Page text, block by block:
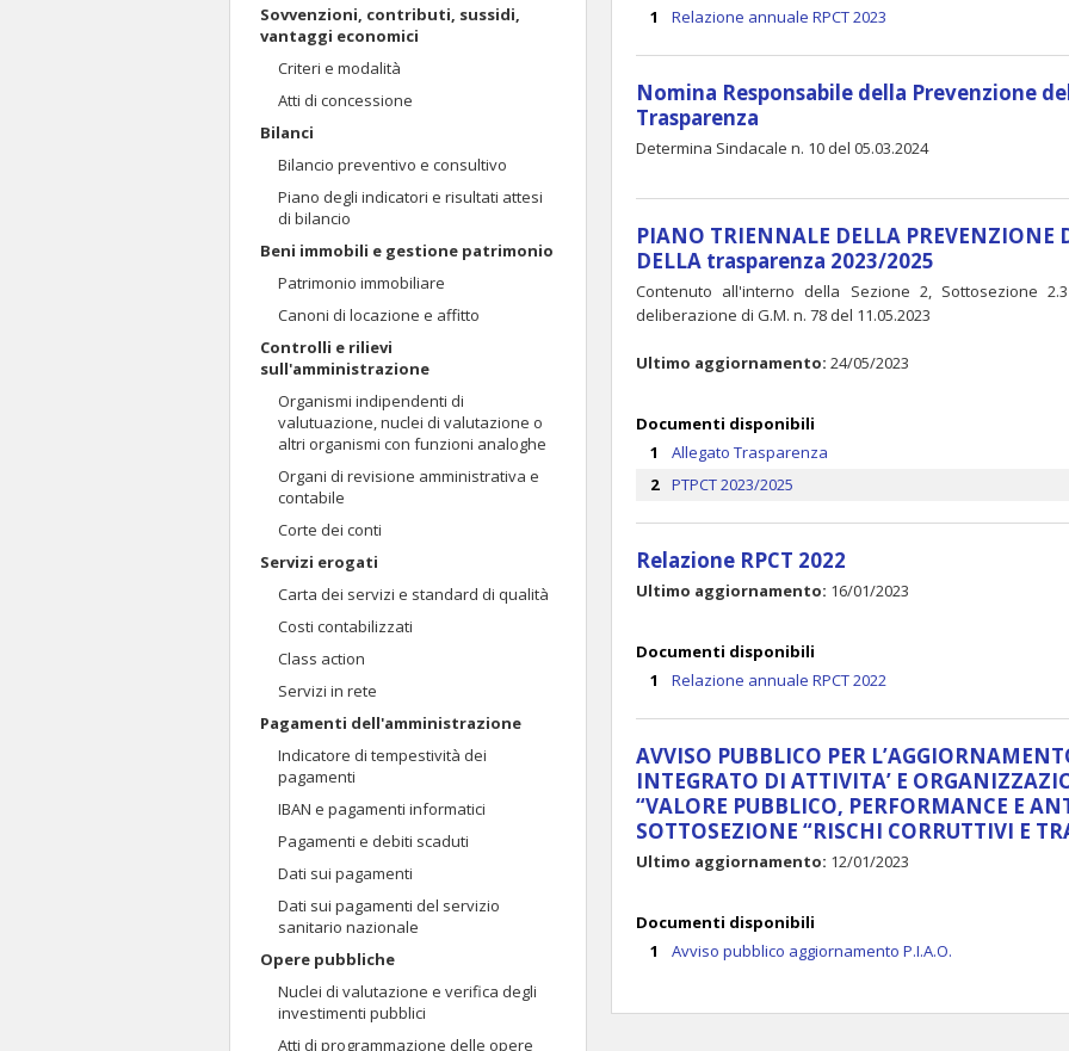
Sovvenzioni, contributi, sussidi,
vantaggi economici
Criteri e modalità
Atti di concessione
Bilanci
Bilancio preventivo e consultivo
Piano degli indicatori e risultati attesi
di bilancio
Beni immobili e gestione patrimonio
Patrimonio immobiliare
Canoni di locazione e affitto
Controlli e rilievi
sull'amministrazione
Organismi indipendenti di
valutuazione, nuclei di valutazione o
altri organismi con funzioni analoghe
Organi di revisione amministrativa e
contabile
Corte dei conti
Servizi erogati
Carta dei servizi e standard di qualità
Costi contabilizzati
Class action
Servizi in rete
Pagamenti dell'amministrazione
Indicatore di tempestività dei
pagamenti
IBAN e pagamenti informatici
Pagamenti e debiti scaduti
Dati sui pagamenti
Dati sui pagamenti del servizio
sanitario nazionale
Opere pubbliche
Nuclei di valutazione e verifica degli
investimenti pubblici
Atti di programmazione delle opere
Relazione annuale RPCT 2023
Nomina Responsabile della Prevenzione
Trasparenza
Determina Sindacale n. 10 del 05.03.2024
PIANO TRIENNALE DELLA PREVENZIONE
DELLA trasparenza 2023/2025
Contenuto all'interno della Sezione 2, Sottosezione
deliberazione di G.M. n. 78 del 11.05.2023
Ultimo aggiornamento: 24/05/2023
Documenti disponibili
Allegato Trasparenza
PTPCT 2023/2025
Relazione RPCT 2022
Ultimo aggiornamento: 16/01/2023
Documenti disponibili
Relazione annuale RPCT 2022
AVVISO PUBBLICO PER
INTEGRATO DI ATTIVITA’ E
“VALORE PUBBLICO, PERFORMANCE E
SOTTOSEZIONE “RISCHI CORRUTTIVI E
Ultimo aggiornamento: 12/01/2023
Documenti disponibili
Avviso pubblico aggiornamento P.I.A.O.